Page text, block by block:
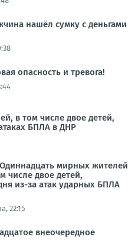
нашёл сумку с деньгами
опасность и тревога!
в том числе двое детей,
БПЛА в ДНР
мирных жителей
числе двое детей,
из-за атак ударных БПЛА
22:15
внеочередное